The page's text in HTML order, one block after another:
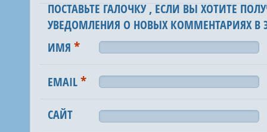
ПОСТАВЬТЕ ГАЛОЧКУ , ЕСЛИ ВЫ ХОТИТЕ
УВЕДОМЛЕНИЯ О НОВЫХ КОММЕНТАРИЯХ В
ИМЯ*
EMAIL*
САЙТ